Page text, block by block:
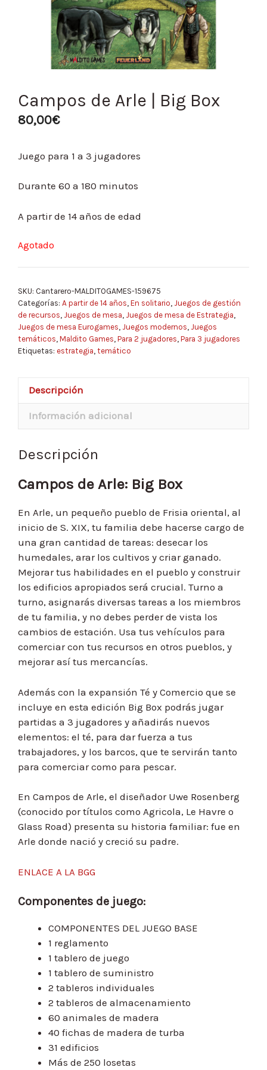
Campos de Arle | Big Box
80,00€
Juego para 1 a 3 jugadores
Durante 60 a 180 minutos
A partir de 14 años de edad
Agotado
SKU: Cantarero-MALDITOGAMES-159675
Categorías: A partir de 14 años En solitario Juegos de gestión
de recursos Juegos de mesa Juegos de mesa de Estrategia
Juegos de mesa Eurogames Juegos modernos Juegos
temáticos Maldito Games Para 2 jugadores Para 3 jugadores
Etiquetas: estrategia temático
Descripción
Información adicional
Descripción
Campos de Arle: Big Box
En Arle, un pequeño pueblo de Frisia oriental, al
inicio de S. XIX, tu familia debe hacerse cargo de
una gran cantidad de tareas: desecar los
humedales, arar los cultivos y criar ganado.
Mejorar tus habilidades en el pueblo y construir
los edificios apropiados será crucial. Turno a
turno, asignarás diversas tareas a los miembros
de tu familia, y no debes perder de vista los
cambios de estación. Usa tus vehículos para
comerciar con tus recursos en otros pueblos, y
mejorar así tus mercancías.
Además con la expansión Té y Comercio que se
incluye en esta edición Big Box podrás jugar
partidas a 3 jugadores y añadirás nuevos
elementos: el té, para dar fuerza a tus
trabajadores, y los barcos, que te servirán tanto
para comerciar como para pescar.
En Campos de Arle, el diseñador Uwe Rosenberg
(conocido por títulos como Agricola, Le Havre o
Glass Road) presenta su historia familiar: fue en
Arle donde nació y creció su padre.
ENLACE A LA BGG
Componentes de juego:
COMPONENTES DEL JUEGO BASE
1 reglamento
1 tablero de juego
1 tablero de suministro
2 tableros individuales
2 tableros de almacenamiento
60 animales de madera
40 fichas de madera de turba
31 edificios
Más de 250 losetas